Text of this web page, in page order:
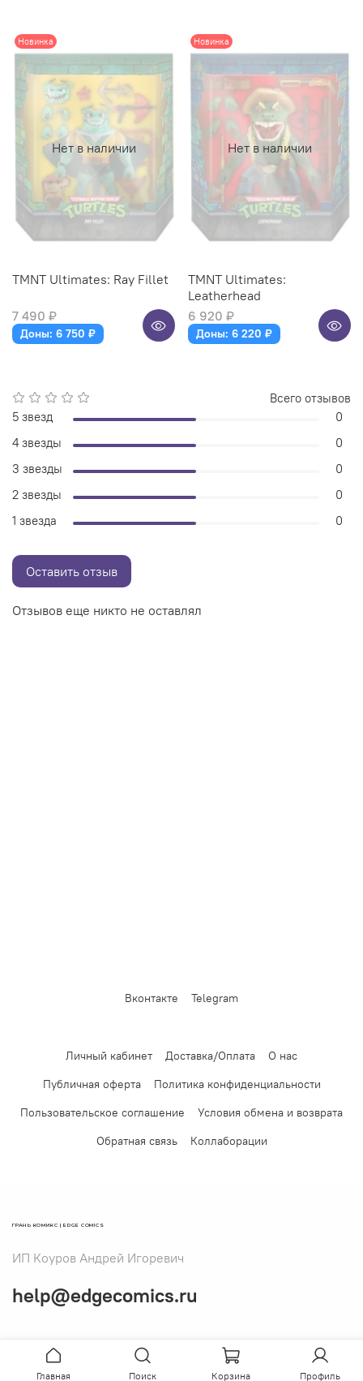
Нет в наличии
Новинка
TMNT Ultimates: Ray Fillet
7 490 ₽
Доны: 6 750 ₽
Нет в наличии
Новинка
TMNT Ultimates:
Leatherhead
6 920 ₽
Доны: 6 220 ₽
Отзывов еще никто не оставлял
Всего отзывов
5 звезд
0
4 звезды
0
3 звезды
0
2 звезды
0
1 звезда
0
Оставить отзыв
Вконтакте Telegram
Личный кабинет Доставка/Оплата
О нас
Публичная оферта
Политика конфиденциальности
Пользовательское соглашение
Условия обмена и возврата
Обратная связь
Коллаборации
ГРАНЬ КОМИКС | EDGE COMICS
ИП Коуров Андрей Игоревич
help@edgecomics.ru
Главная Поиск Корзина Профиль